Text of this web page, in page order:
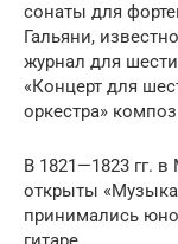
сонаты для
Гальяни,
журнал для
«Концерт для
оркестра»
В 1821—1823 гг.
открыты
принимались